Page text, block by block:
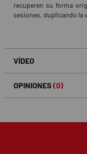
recuperen su forma
sesiones, duplicando la
VÍDEO
OPINIONES (0)